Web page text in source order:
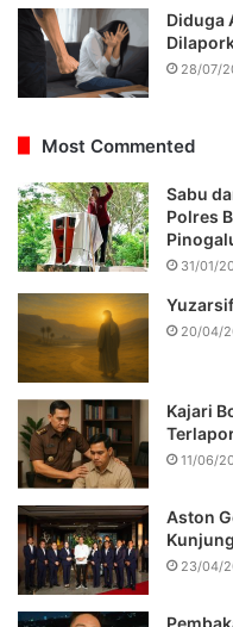
Diduga
28/07/
Most Commented
Sabu
Polres
31/01/
20/04/
Kajari
11/06/
Aston
23/04/